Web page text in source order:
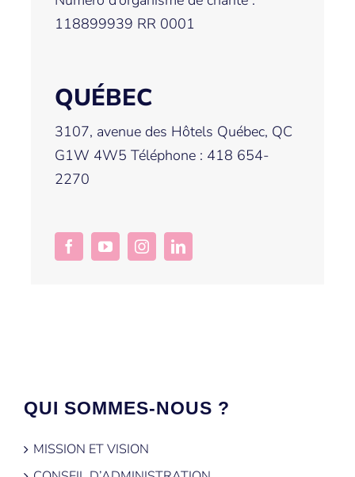
118899939 RR 0001
QUÉBEC
3107, avenue des Hôtels Québec, QC
G1W 4W5 Téléphone : 418 654-
2270
QUI SOMMES-NOUS ?
MISSION ET VISION